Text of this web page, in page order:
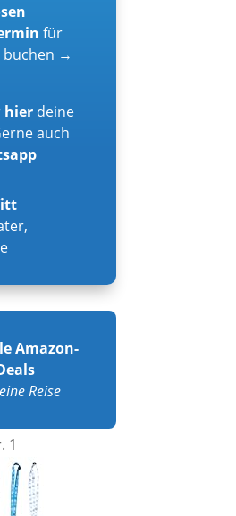
für
buchen →
hier deine
auch
,
Amazon-
Reise
1